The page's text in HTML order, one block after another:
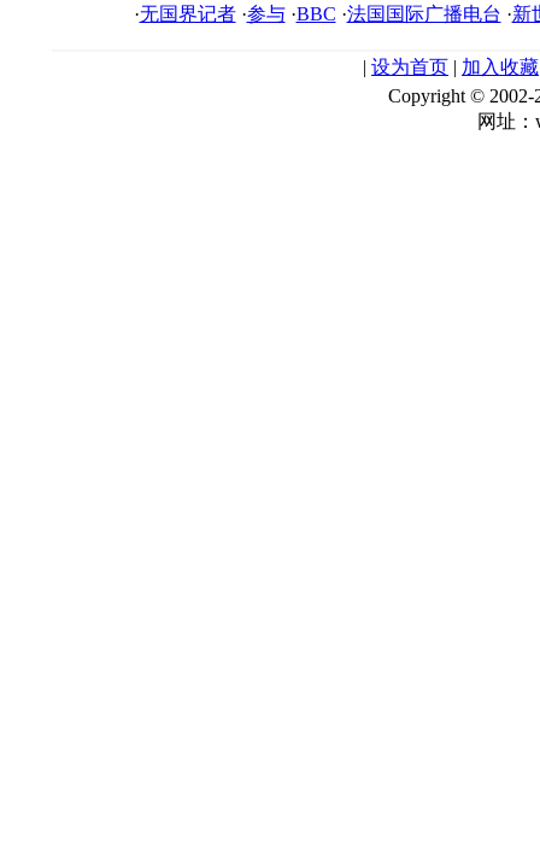
·无国界记者·参与·BBC ·法国国际广播电台 ·新
| 设为首页 | 加入收藏
Copyright ©
网址：